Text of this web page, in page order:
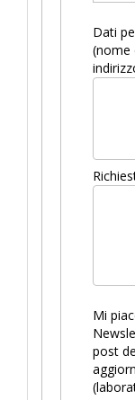
Dati
(nome
Mi
post